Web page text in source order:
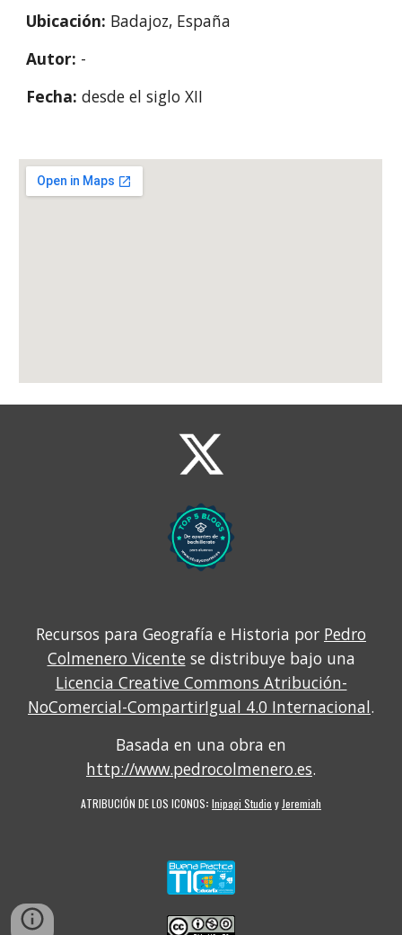
Ubicación: Badajoz, España
Autor: -
Fecha: desde el siglo XII
Recursos para Geografía e Historia por Pedro
Colmenero Vicente se distribuye bajo una
Licencia Creative Commons Atribución-
NoComercial-CompartirIgual 4.0 Internacional.
Basada en una obra en
http://www.pedrocolmenero.es.
ATRIBUCIÓN DE LOS ICONOS: Inipagi Studio y Jeremiah